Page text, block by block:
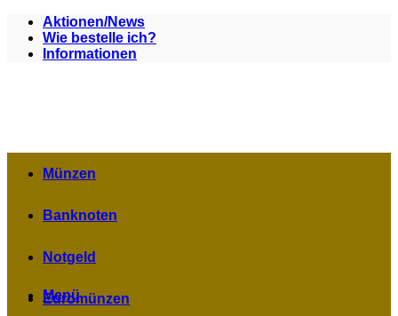
Zum
Inhalt
springen
Aktionen/News
Wie bestelle ich?
Informationen
Menü
Münzen
Banknoten
Notgeld
Euromünzen